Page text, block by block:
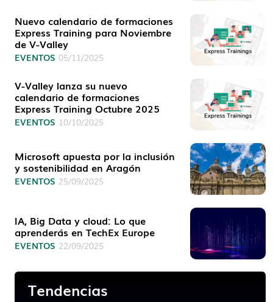
Nuevo calendario de formaciones
Express Training para Noviembre
de V-Valley
EVENTOS 05/11/2025
V-Valley lanza su nuevo
calendario de formaciones
Express Training Octubre 2025
EVENTOS 10/10/2025
Microsoft apuesta por la inclusión
y sostenibilidad en Aragón
EVENTOS 25/09/2025
IA, Big Data y cloud: Lo que
aprenderás en TechEx Europe
EVENTOS 22/09/2025
Tendencias